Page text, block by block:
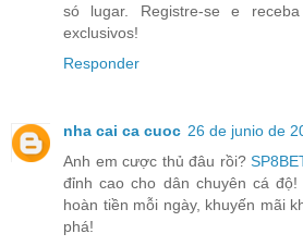
só lugar. Registre-se e
exclusivos!
Responder
nha cai ca cuoc 26 de junio de
Anh em cược thủ đâu rồi?
đỉnh cao cho dân chuyên cá
hoàn tiền mỗi ngày, khuyến mãi
phá!